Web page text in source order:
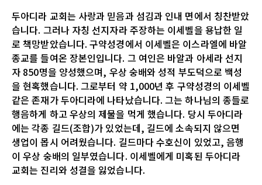
두아디라 교회는 사랑과 믿음과 섬김과 인내 면에서 칭찬받았
습니다. 그러나 자칭 선지자라 주장하는 이세벨을 용납한 일
로 책망받았습니다. 구약성경에서 이세벨은 이스라엘에 바알
종교를 들여온 장본인입니다. 그 여인은 바알과 아세라 선지
자 850명을 양성했으며, 우상 숭배와 성적 부도덕으로 백성
을 현혹했습니다. 그로부터 약 1,000년 후 구약성경의 이세벨
같은 존재가 두아디라에 나타났습니다. 그는 하나님의 종들로
행음하게 하고 우상의 제물을 먹게 했습니다. 당시 두아디라
에는 각종 길드(조합)가 있었는데, 길드에 소속되지 않으면
생업이 몹시 어려웠습니다. 길드마다 수호신이 있었고, 음행
이 우상 숭배의 일부였습니다. 이세벨에게 미혹된 두아디라
교회는 진리와 성결을 잃었습니다.